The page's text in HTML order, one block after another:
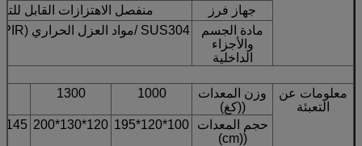
جهاز فرز
منفصل الاهتزازات القابل
مادة الجسم
والأجزاء
الداخلية
SUS304 /مواد العزل الحراري (PIR) / القطن المقاوم للصوت
معلومات عن
التعبئة
وزن المعدات
((كغ)
1000
1300
حجم المعدات
((cm)
100*120*195
120*130*200
145*150*200